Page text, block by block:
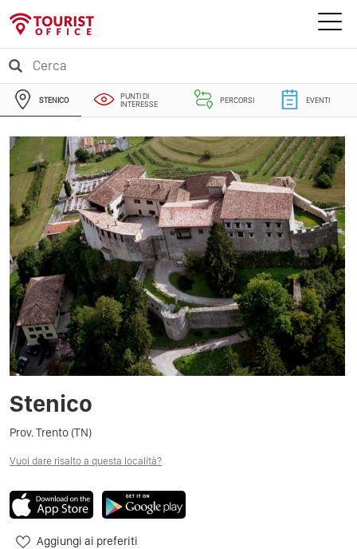
STENICO
PUNTI DI
INTERESSE
PERCORSI EVENTI
Stenico
Prov. Trento (TN)
Vuoi dare risalto a questa località?
Aggiungi ai preferiti